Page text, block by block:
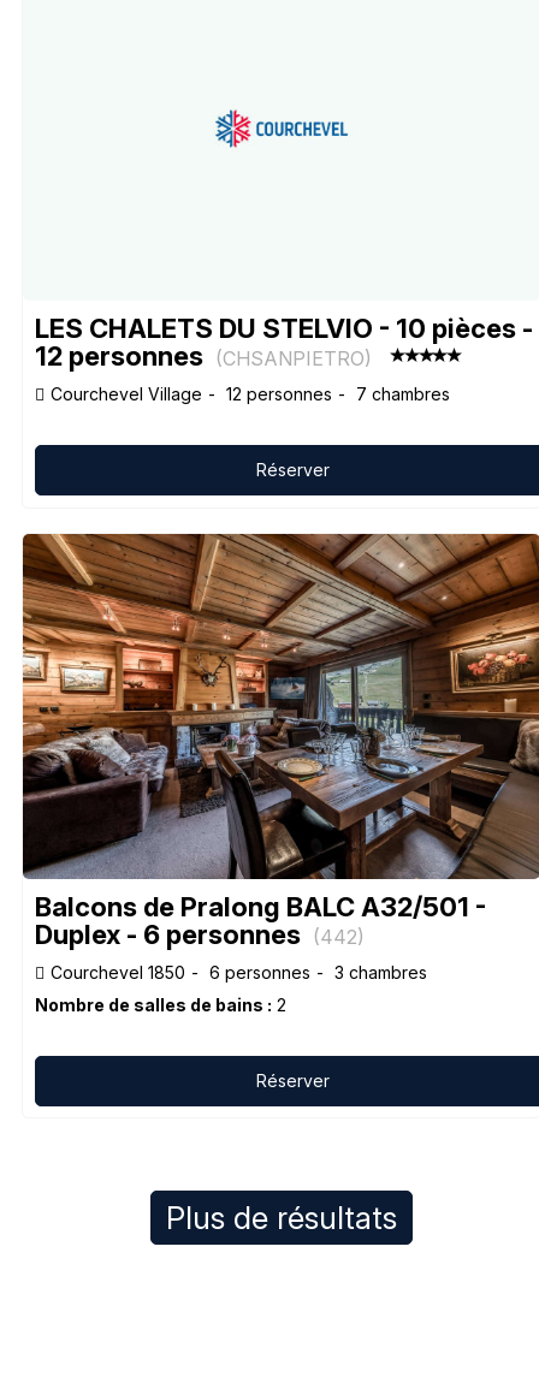
LES CHALETS DU STELVIO - 10 pièces -
12 personnes (CHSANPIETRO)
Courchevel Village 12 personnes 7 chambres
Réserver
Balcons de Pralong BALC A32/501 -
Duplex - 6 personnes (442)
Courchevel 1850 6 personnes
3 chambres
Nombre de salles de bains : 2
Réserver
Plus de résultats